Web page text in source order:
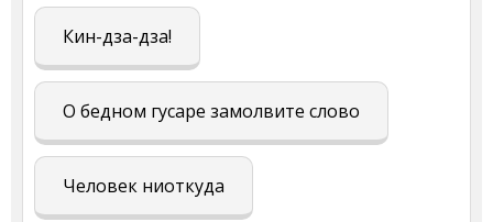
Кин-дза-дза!
О бедном гусаре замолвите слово
Человек ниоткуда